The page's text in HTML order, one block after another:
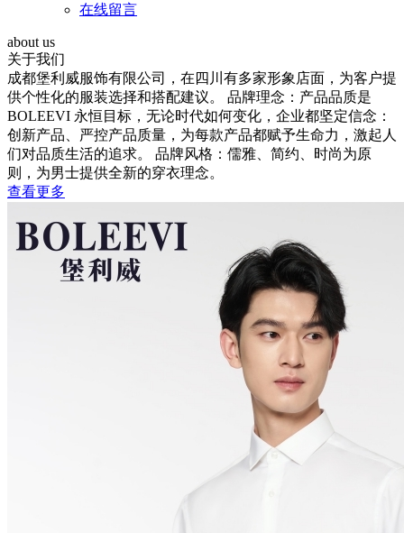
在线留言
about us
关于我们
成都堡利威服饰有限公司，在四川有多家形象店面，为客户提
供个性化的服装选择和搭配建议。 品牌理念：产品品质是
BOLEEVI 永恒目标，无论时代如何变化，企业都坚定信念：
创新产品、严控产品质量，为每款产品都赋予生命力，激起人
们对品质生活的追求。 品牌风格：儒雅、简约、时尚为原
则，为男士提供全新的穿衣理念。
查看更多